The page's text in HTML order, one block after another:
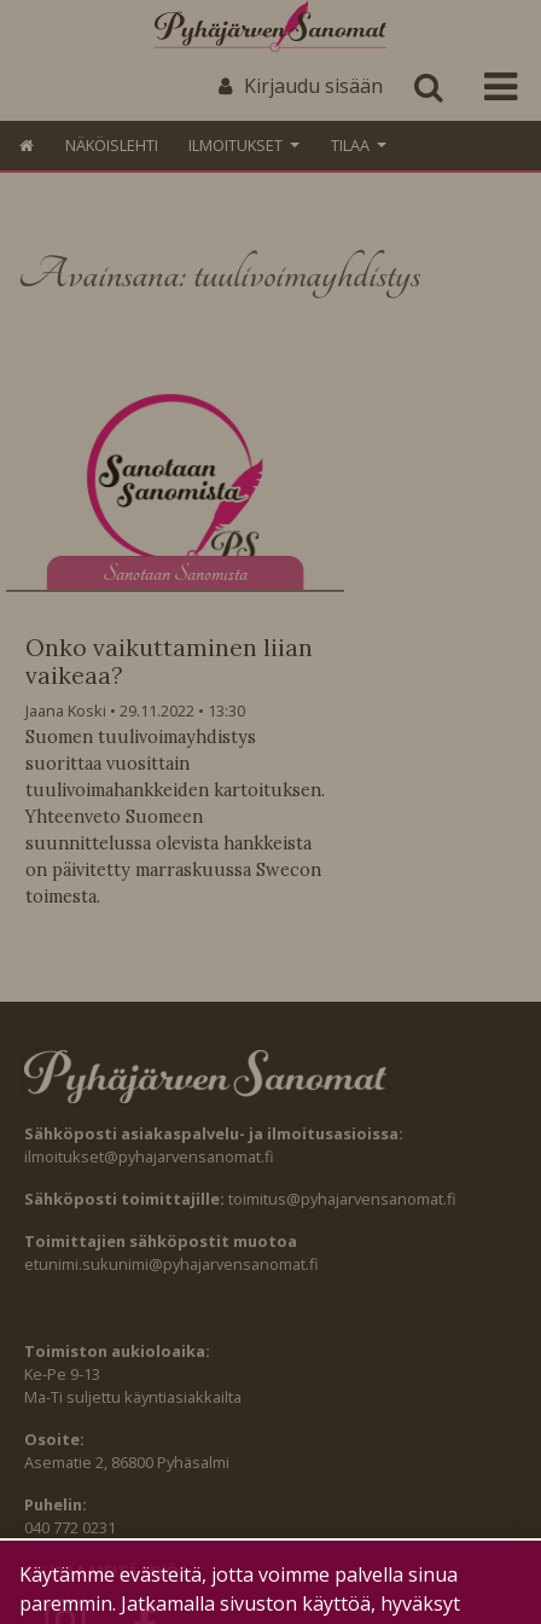
Kirjaudu sisään
NÄKÖISLEHTI ILMOITUKSET TILAA
Avainsana: tuulivoimayhdistys
Sanotaan Sanomista
Onko vaikuttaminen liian
vaikeaa?
Jaana Koski 29.11.2022
13:30
Suomen tuulivoimayhdistys
suorittaa vuosittain
tuulivoimahankkeiden kartoituksen.
Yhteenveto Suomeen
suunnittelussa olevista hankkeista
on päivitetty marraskuussa Swecon
toimesta.
Sähköposti asiakaspalvelu- ja ilmoitusasioissa:
ilmoitukset@pyhajarvensanomat.fi
Sähköposti toimittajille: toimitus@pyhajarvensanomat.fi
Toimittajien sähköpostit muotoa
etunimi.sukunimi@pyhajarvensanomat.fi
Toimiston aukioloaika:
Ke-Pe 9-13
Ma-Ti suljettu käyntiasiakkailta
Osoite:
Asematie 2, 86800 Pyhäsalmi
Puhelin:
040 772 0231
SEURAA MEITÄ MYÖS:
Käytämme evästeitä, jotta voimme palvella sinua
paremmin. Jatkamalla sivuston käyttöä, hyväksyt